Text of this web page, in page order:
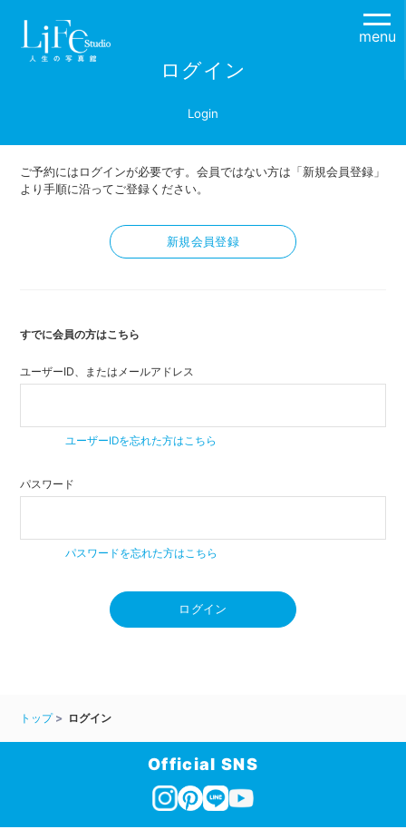
menu
ログイン
Login
ご予約にはログインが必要です。会員ではない方は「新規会員登録」
より手順に沿ってご登録ください。
新規会員登録
すでに会員の方はこちら
ユーザーID、またはメールアドレス
ユーザーIDを忘れた方はこちら
パスワード
パスワードを忘れた方はこちら
ログイン
トップ ログイン
Official SNS